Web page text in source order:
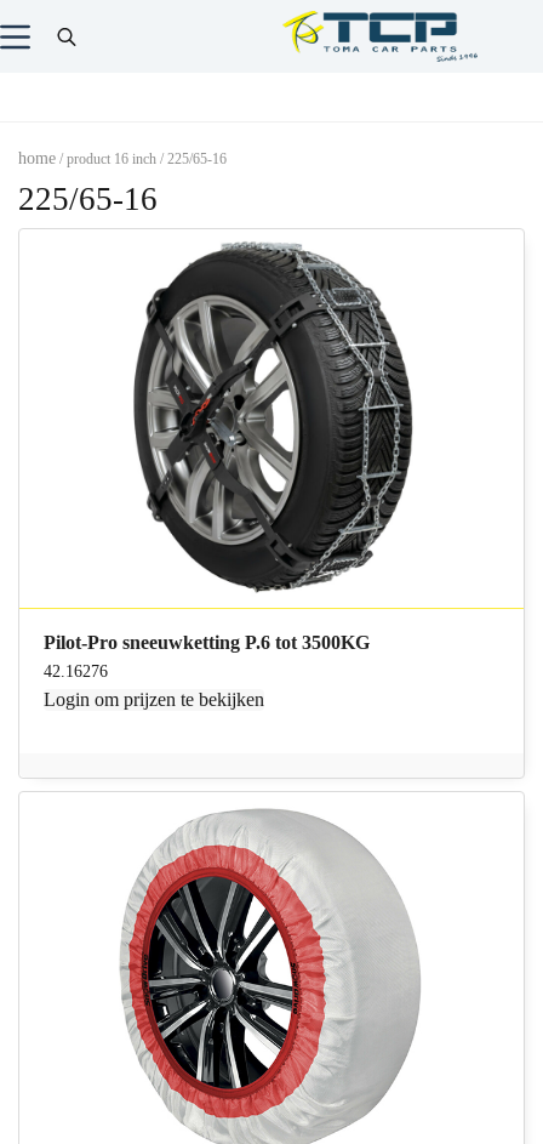
home / product 16 inch / 225/65-16
225/65-16
Pilot-Pro sneeuwketting P.6 tot 3500KG
42.16276
Login om prijzen te bekijken